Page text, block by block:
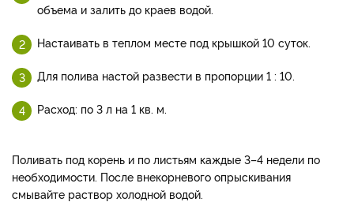
объема и залить до краев водой.
Настаивать в теплом месте под крышкой 10 суток.
Для полива настой развести в пропорции 1 : 10.
Расход: по 3 л на 1 кв. м.
Поливать под корень и по листьям каждые 3–4 недели по
необходимости. После внекорневого опрыскивания
смывайте раствор холодной водой.